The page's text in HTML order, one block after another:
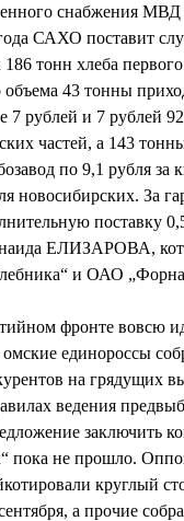
снабжения
САХО поставит
тонн хлеба
объема 43 тонны
7 рублей и 7 рублей
частей, а 143
по 9,1 рубля за
новосибирских. За
поставку
ЕЛИЗАРОВА,
и ОАО
фронте вовсю
омские единороссы
на грядущих
ведения
заключить
пока не прошло.
круглый
а прочие